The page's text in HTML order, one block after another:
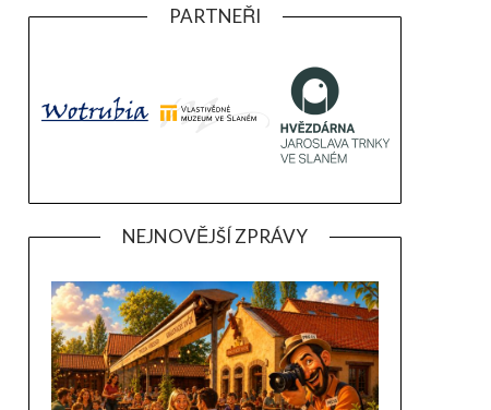
PARTNEŘI
NEJNOVĚJŠÍ ZPRÁVY